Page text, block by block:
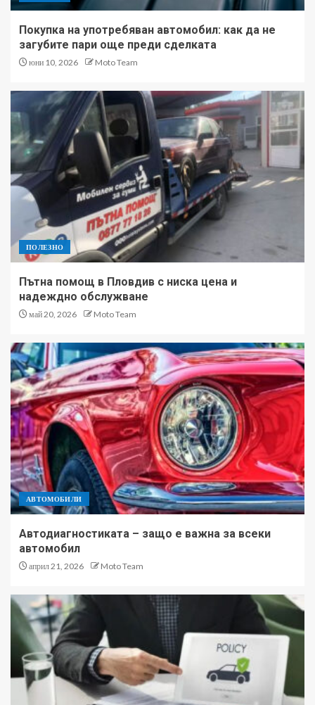
Покупка на употребяван автомобил: как да не
загубите пари още преди сделката
юни 10, 2026 Moto Team
ПОЛЕЗНО
Пътна помощ в Пловдив с ниска цена и
надеждно обслужване
май 20, 2026 Moto Team
АВТОМОБИЛИ
Автодиагностиката – защо е важна за всеки
автомобил
април 21, 2026 Moto Team